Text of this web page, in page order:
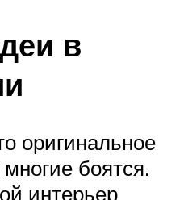
в
оригинальное
боятся.
интерьер